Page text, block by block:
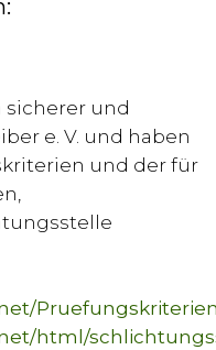
und
e. V. und haben
und der für
html/